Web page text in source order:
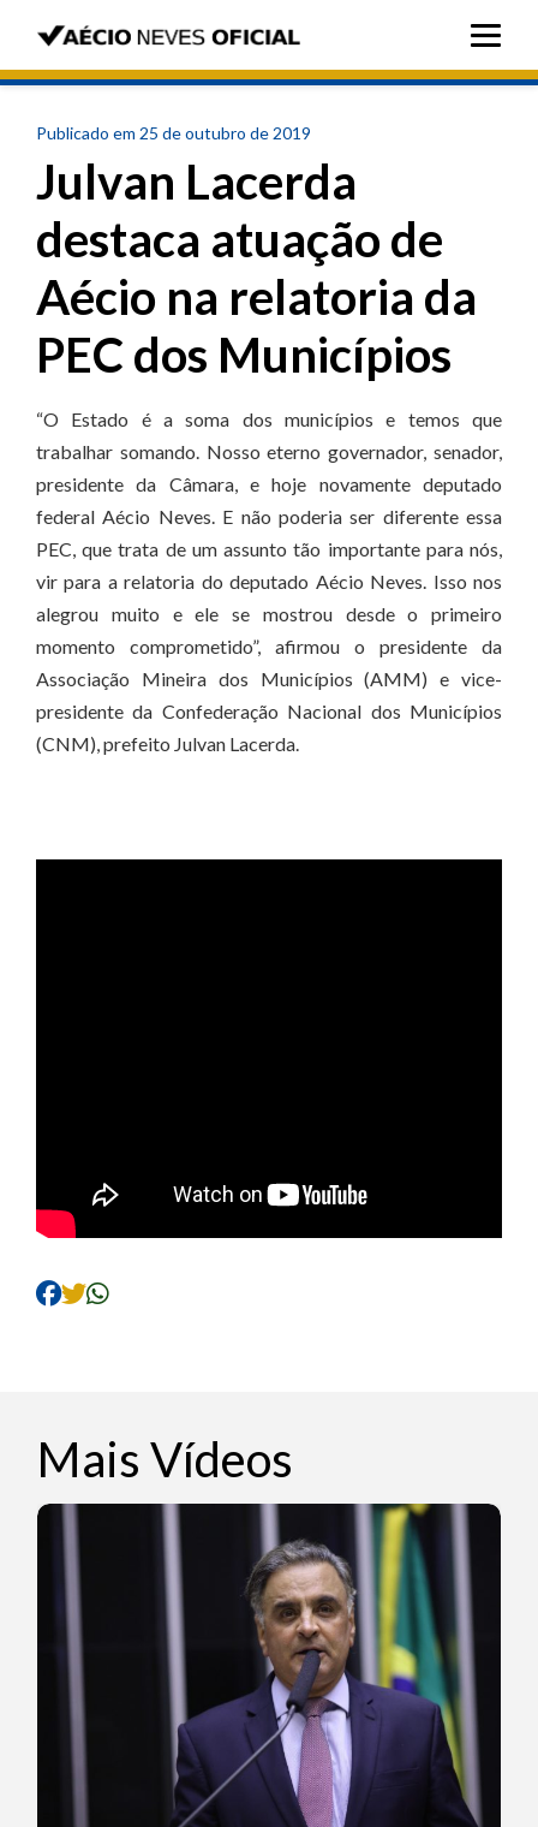
Publicado em 25 de outubro de 2019
Julvan Lacerda
destaca atuação de
Aécio na relatoria da
PEC dos Municípios
“O Estado é a soma dos municípios e temos que
trabalhar somando. Nosso eterno governador, senador,
presidente da Câmara, e hoje novamente deputado
federal Aécio Neves. E não poderia ser diferente essa
PEC, que trata de um assunto tão importante para nós,
vir para a relatoria do deputado Aécio Neves. Isso nos
alegrou muito e ele se mostrou desde o primeiro
momento comprometido”, afirmou o presidente da
Associação Mineira dos Municípios (AMM) e vice-
presidente da Confederação Nacional dos Municípios
(CNM), prefeito Julvan Lacerda.
Mais Vídeos